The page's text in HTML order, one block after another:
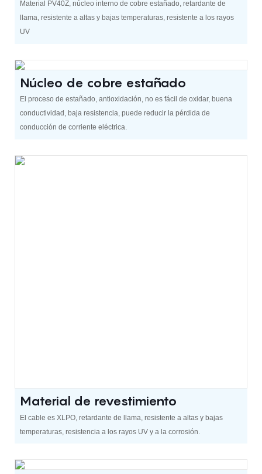
Material PV40Z, núcleo interno de cobre estañado, retardante de
llama, resistente a altas y bajas temperaturas, resistente a los rayos
UV
Núcleo de cobre estañado
El proceso de estañado, antioxidación, no es fácil de oxidar, buena
conductividad, baja resistencia, puede reducir la pérdida de
conducción de corriente eléctrica.
Material de revestimiento
El cable es XLPO, retardante de llama, resistente a altas y bajas
temperaturas, resistencia a los rayos UV y a la corrosión.